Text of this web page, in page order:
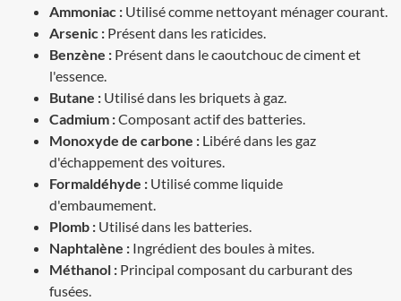
Ammoniac : Utilisé comme nettoyant ménager courant.
Arsenic : Présent dans les raticides.
Benzène : Présent dans le caoutchouc de ciment et
l'essence.
Butane : Utilisé dans les briquets à gaz.
Cadmium :Composant actif des batteries.
Monoxyde de carbone : Libéré dans les gaz
d'échappement des voitures.
Formaldéhyde : Utilisé comme liquide
d'embaumement.
Plomb : Utilisé dans les batteries.
Naphtalène : Ingrédient des boules à mites.
Méthanol : Principal composant du carburant des
fusées.